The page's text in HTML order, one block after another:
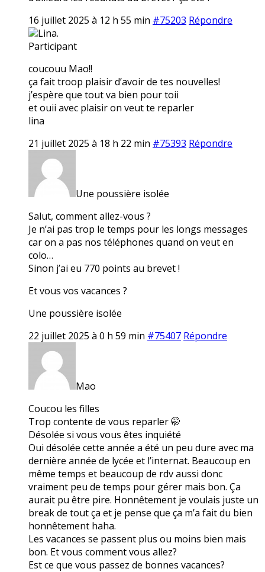
16 juillet 2025 à 12 h 55 min #75203 Répondre
Lina.
Participant
coucouu Mao!!
ça fait troop plaisir d’avoir de tes nouvelles!
j’espère que tout va bien pour toii
et ouii avec plaisir on veut te reparler
lina
21 juillet 2025 à 18 h 22 min #75393 Répondre
Une poussière isolée
Salut, comment allez-vous ?
Je n’ai pas trop le temps pour les longs messages
car on a pas nos téléphones quand on veut en
colo…
Sinon j’ai eu 770 points au brevet !
Et vous vos vacances ?
Une poussière isolée
22 juillet 2025 à 0 h 59 min #75407 Répondre
Mao
Coucou les filles
Trop contente de vous reparler 🤭
Désolée si vous vous êtes inquiété
Oui désolée cette année a été un peu dure avec ma
dernière année de lycée et l’internat. Beaucoup en
même temps et beaucoup de rdv aussi donc
vraiment peu de temps pour gérer mais bon. Ça
aurait pu être pire. Honnêtement je voulais juste un
break de tout ça et je pense que ça m’a fait du bien
honnêtement haha.
Les vacances se passent plus ou moins bien mais
bon. Et vous comment vous allez?
Est ce que vous passez de bonnes vacances?